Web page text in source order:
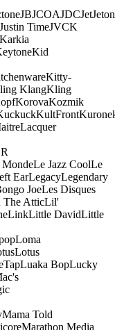
JBJCOAJDCJetJeton
Justin TimeJVCK
Karkia
Kid
Kitty-
KlangKling
KorovaKozmik
KultFront
Lacquer
Le Jazz CoolLe
EarLegacyLegendary
JoeLes Disques
The AtticLil'
LinkLittle DavidLittle
Loma
Lotus
Luaka BopLucky
Mama Told
Marathon Media